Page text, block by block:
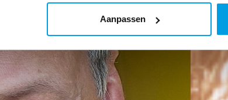
Aanpassen